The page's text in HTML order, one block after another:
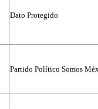
Dato Protegido
Partido Político Somos